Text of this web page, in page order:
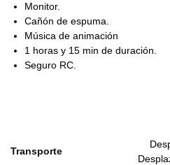
Monitor.
Cañón de espuma.
Música de animación
1 horas y 15 min de duración.
Seguro RC.
Transporte